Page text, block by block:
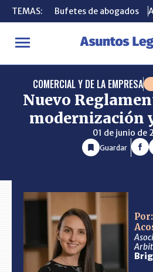
TEMAS: Bufetes de abogados
INICIO CONSULTORIO Nuevo
TEMAS: Bufetes de abogados
COMERCIAL Y DE LA EMPRESA
Nuevo
modernización
01 de junio de
Guardar